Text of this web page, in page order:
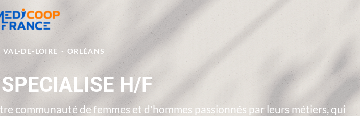
VAL-DE-LOIRE · ORLÉANS
H/F
communauté de femmes et d'hommes passionnés par leurs métiers, qui